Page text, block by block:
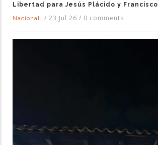
Libertad para Jesús Plácido y Francisco
Nacional
/ 23 Jul 26 / 0 comments